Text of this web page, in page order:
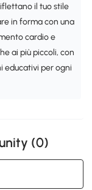
il tuo stile
in forma con una
cardio e
ai più piccoli, con
educativi per ogni
(0)